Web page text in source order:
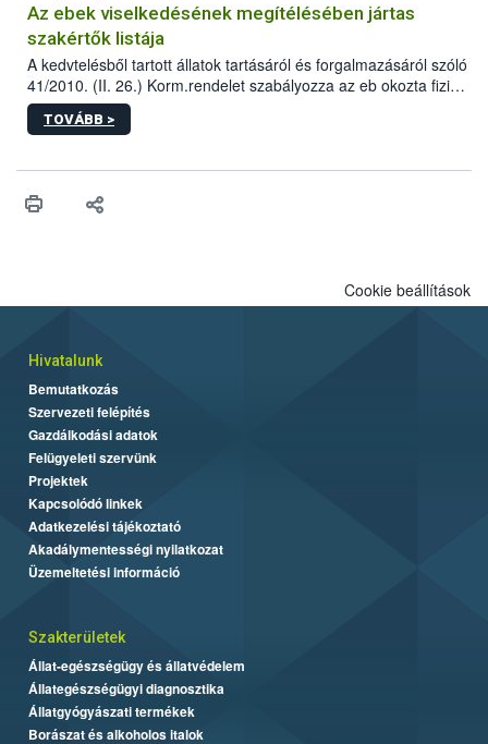
Az ebek viselkedésének megítélésében jártas
szakértők listája
A kedvtelésből tartott állatok tartásáról és forgalmazásáról szóló
41/2010. (II. 26.) Korm.rendelet szabályozza az eb okozta fizikai
sérülés, illetve ennek veszélye keletkezésekor felmerülő
hatósági feladatokat, valamint a veszélyes eb tartását és annak
vonni az ebek viselkedésének megítélésében jártas szakértőt.
TOVÁBB >
Cookie beállítások
Hivatalunk
Bemutatkozás
Szervezeti felépítés
Gazdálkodási adatok
Felügyeleti szervünk
Projektek
Kapcsolódó linkek
Adatkezelési tájékoztató
Akadálymentességi nyilatkozat
Üzemeltetési információ
Szakterületek
Állat-egészségügy és állatvédelem
Állategészségügyi diagnosztika
Állatgyógyászati termékek
Borászat és alkoholos italok